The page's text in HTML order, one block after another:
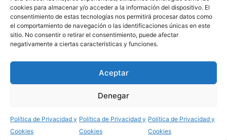
cookies para almacenar y/o acceder a la información del dispositivo. El
consentimiento de estas tecnologías nos permitirá procesar datos como
el comportamiento de navegación o las identificaciones únicas en este
sitio. No consentir o retirar el consentimiento, puede afectar
negativamente a ciertas características y funciones.
Aceptar
Denegar
Política de Privacidad y
Cookies
Política de Privacidad y
Cookies
Política de Privacidad y
Cookies